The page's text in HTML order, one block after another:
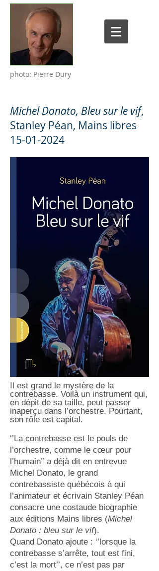
photo: Pierre Dury
Michel Donato, Bleu sur le vif,
Stanley Péan, Mains libres
15-01-2024
Il est grand le mystère de la
contrebasse. Voilà un instrument qui,
en dépit de sa taille, peut passer
inaperçu dans l’orchestre. Pourtant,
son rôle est capital.
‘’La contrebasse est le pouls de
l’orchestre, comme le cœur pour
l’humain’’ a déjà dit en entrevue
Michel Donato, le grand
contrebassiste québécois à qui
l’animateur et écrivain Stanley Péan
consacre une costaude biographie
aux éditions Mains libres (Michel
Donato : bleu sur le vif).
Quand Donato ajoute : ‘’lorsque la
contrebasse s’arrête, tout est fini,
c’est la mort’’, ce n’est pas par